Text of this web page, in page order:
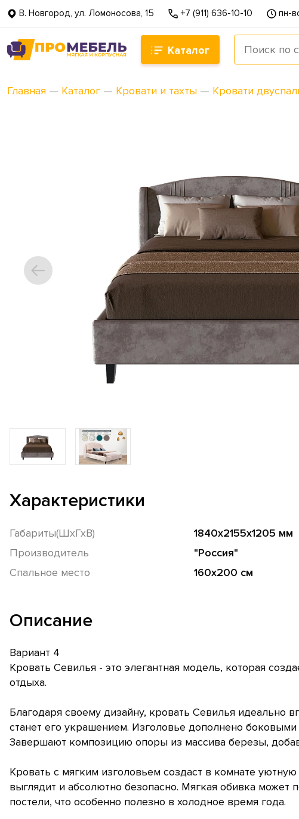
В. Новгород, ул. Ломоносова, 15 +7 (911) 636-10-10 пн-
Каталог
Главная — Каталог — Кровати и тахты — Кровати
Характеристики
Габариты(ШхГхВ)
1840х2155х1205 мм
Производитель
"Россия"
Спальное место
160х200 см
Описание
Вариант 4
Кровать Севилья - это элегантная модель, которая
отдыха.
Благодаря своему дизайну, кровать Севилья идеально
станет его украшением. Изголовье дополнено
Завершают композицию опоры из массива березы,
Кровать с мягким изголовьем создаст в комнате уютную
выглядит и абсолютно безопасно. Мягкая обивка может
постели, что особенно полезно в холодное время года.